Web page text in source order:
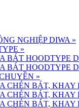
NGHIỆP DIWA »
»
BÁT HOODTYPE
BÁT HOODTYPE
»
CHÉN BÁT, KHAY
CHÉN BÁT, KHAY
CHÉN BÁT, KHAY